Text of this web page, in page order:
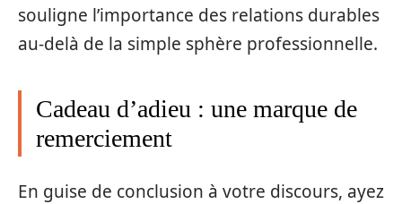
souligne l’importance des relations durables
au-delà de la simple sphère professionnelle.
Cadeau d’adieu : une marque de
remerciement
En guise de conclusion à votre discours, ayez